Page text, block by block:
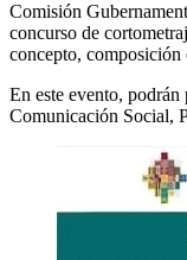
Comisión
concurso de
concepto, composición
En este evento,
Comunicación Social,